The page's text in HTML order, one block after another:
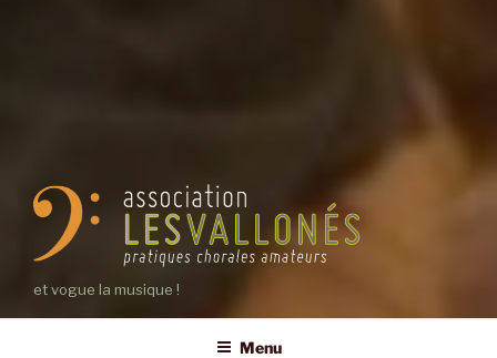
et vogue la musique !
Menu